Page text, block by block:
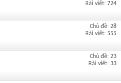
Bài viết: 724
Chủ đề: 28
Bài viết: 555
Chủ đề: 23
Bài viết: 33